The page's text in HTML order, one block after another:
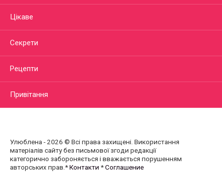
Цікаве
Секрети
Рецепти
Привітання
Улюблена - 2026 © Всі права захищені. Використання
матеріалів сайту без письмової згоди редакції
категорично забороняється і вважається порушенням
авторських прав.*Контакти *Соглашение